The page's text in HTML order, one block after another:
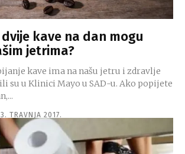
kave na dan mogu
jetrima?
kave ima na našu jetru i zdravlje
su u Klinici Mayo u SAD-u. Ako popijete
TRAVNJA 2017.